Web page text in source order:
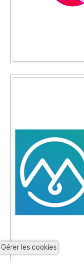
Gérer les cookies